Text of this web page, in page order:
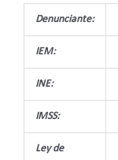
Denunciante:
IEM:
INE:
IMSS:
Ley de